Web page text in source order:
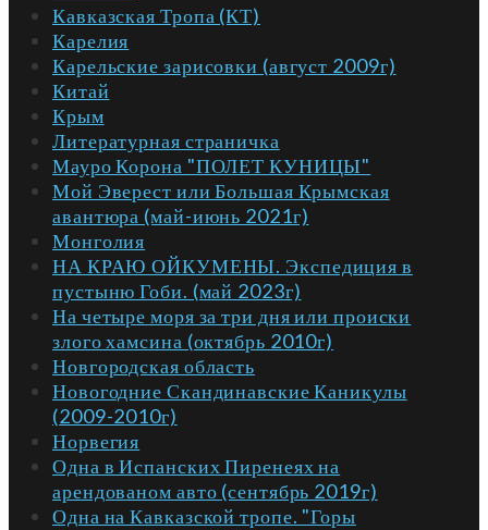
Кавказская Тропа (КТ)
Карелия
Карельские зарисовки (август 2009г)
Китай
Крым
Литературная страничка
Мауро Корона "ПОЛЕТ КУНИЦЫ"
Мой Эверест или Большая Крымская
авантюра (май-июнь 2021г)
Монголия
НА КРАЮ ОЙКУМЕНЫ. Экспедиция в
пустыню Гоби. (май 2023г)
На четыре моря за три дня или происки
злого хамсина (октябрь 2010г)
Новгородская область
Новогодние Скандинавские Каникулы
(2009-2010г)
Норвегия
Одна в Испанских Пиренеях на
арендованом авто (сентябрь 2019г)
Одна на Кавказской тропе. "Горы